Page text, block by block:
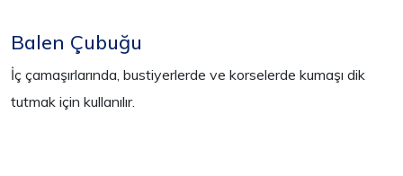
Balen Çubuğu
İç çamaşırlarında, bustiyerlerde ve korselerde kumaşı dik
tutmak için kullanılır.